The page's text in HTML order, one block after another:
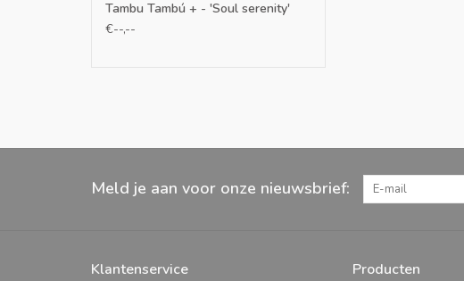
Tambu Tambú + - 'Soul serenity'
€--,--
Meld je aan voor onze nieuwsbrief:
Klantenservice Producten